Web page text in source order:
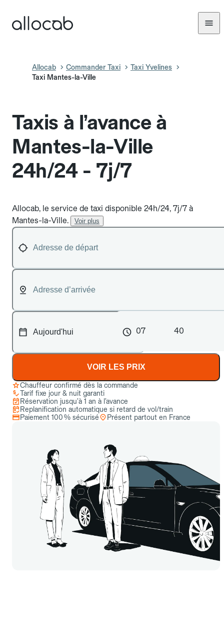
Allocab Commander Taxi
Taxi Yvelines
Taxi Mantes-la-Ville
Taxis à l’avance à
Mantes-la-Ville
24h/24 - 7j/7
Allocab, le service de taxi disponible 24h/24, 7j/7 à
Mantes-la-Ville.
Voir plus
07 40
VOIR LES PRIX
Chauffeur confirmé dès la commande
Tarif fixe jour & nuit garanti
Réservation jusqu’à 1 an à l’avance
Replanification automatique si retard de vol/train
Paiement 100 % sécurisé
Présent partout en France